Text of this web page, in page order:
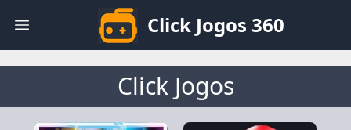
Open main menu Click Jogos 360
Click Jogos